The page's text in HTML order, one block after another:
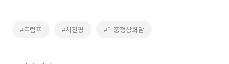
#트럼프 #시진핑 #미중정상회담